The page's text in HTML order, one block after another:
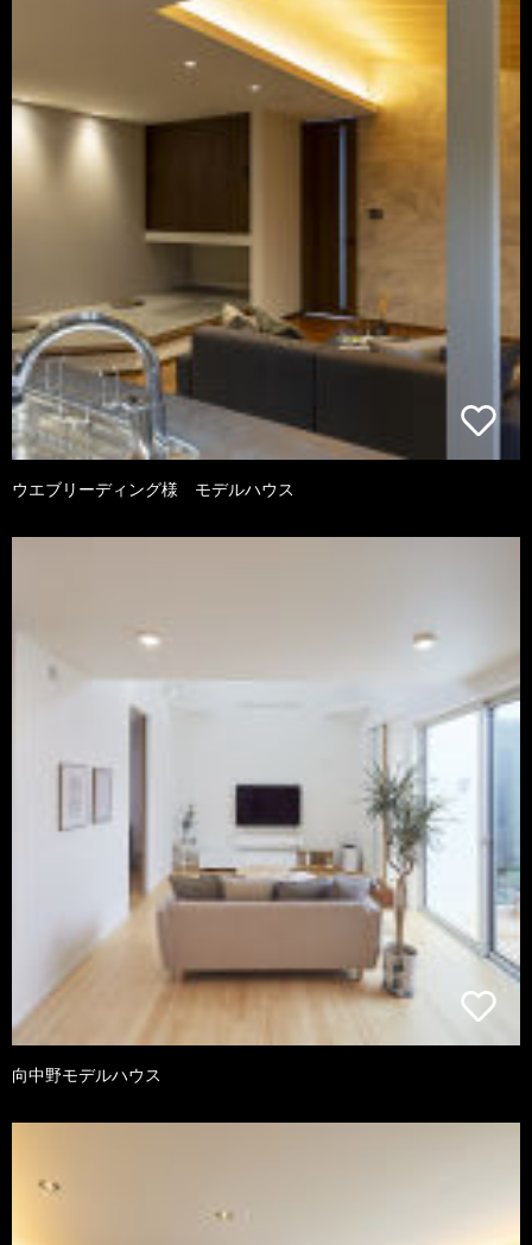
ウエブリーディング様 モデルハウス
向中野モデルハウス